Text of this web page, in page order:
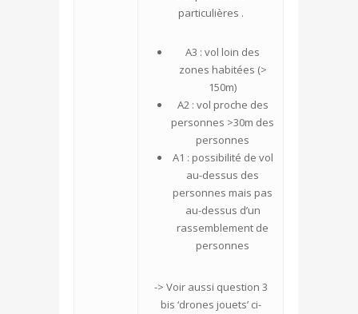
particulières .
A3 : vol loin des
zones habitées (>
150m)
A2 : vol proche des
personnes >30m des
personnes
A1 : possibilité de vol
au-dessus des
personnes mais pas
au-dessus d’un
rassemblement de
personnes
-> Voir aussi question 3
bis ‘drones jouets’ ci-